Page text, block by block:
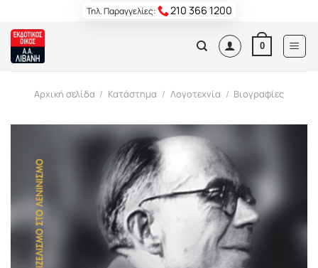
content
Τηλ. Παραγγελίες: 210 366 1200
0
Αρχική σελίδα / Κατάστημα / Λογοτεχνία / Βιογραφίες